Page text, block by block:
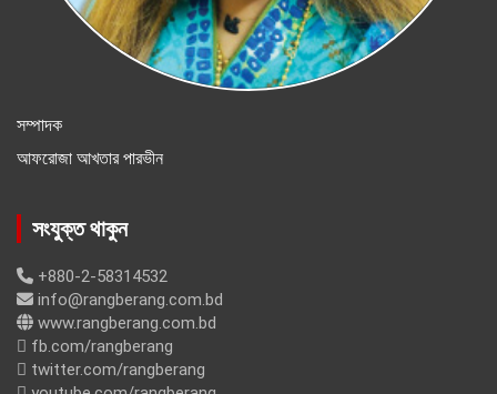
সম্পাদক
আফরোজা আখতার পারভীন
সংযুক্ত থাকুন
+880-2-58314532
info@rangberang.com.bd
www.rangberang.com.bd
fb.com/rangberang
twitter.com/rangberang